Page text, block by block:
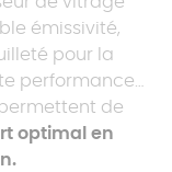
émissivité,
pour la
performance…
de
optimal en